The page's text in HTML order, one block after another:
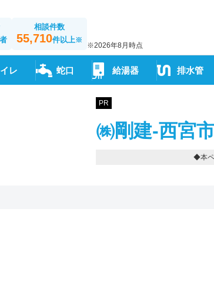
相談件数
55,710件以上※
※2026年8月時点
イレ 蛇口 給湯器 排水管
PR
㈱剛建-西宮
◆本ペ